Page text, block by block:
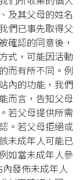
及其父母的姓名
們已事先取得父
確認的同意後，
式，可能因活動
而有所不同。例
內的功能，我們
而言，告知父母
若父母提供所需
。若父母拒絕或
未成年人可能已
如當未成年人參
發佈未成年人